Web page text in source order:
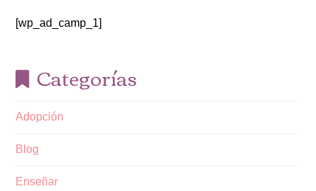
[wp_ad_camp_1]
Categorías
Adopción
Blog
Enseñar